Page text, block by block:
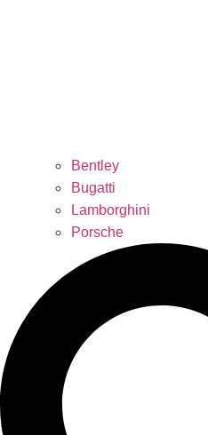
Bentley
Bugatti
Lamborghini
Porsche